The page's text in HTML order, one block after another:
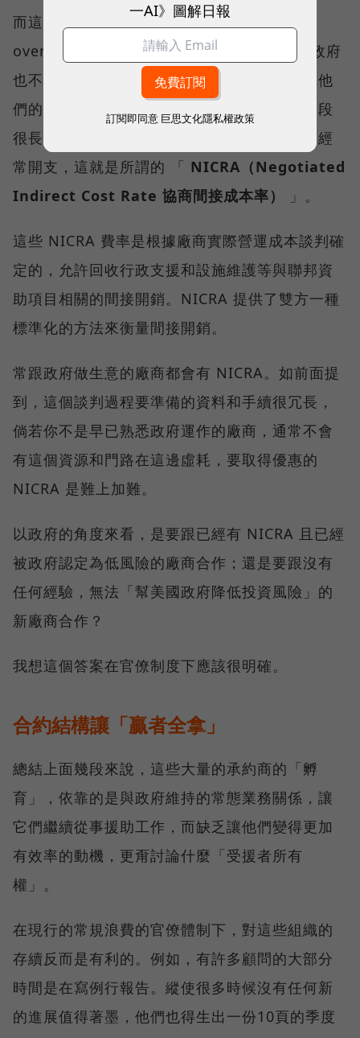
而這種「保險費」，就是反映在這些承包商的
overhead costs（經常開支）裡頭。當然，政府
也不會讓廠商予取予求，廠商不能夠隨便亂喊他
們的經常開支的金額。廠商需要跟政府進行一段
很長期的談判，來談妥政府願意承認並支付的經
常開支，這就是所謂的 「 NICRA（Negotiated
Indirect Cost Rate 協商間接成本率）
」。
這些 NICRA 費率是根據廠商實際營運成本談判確
定的，允許回收行政支援和設施維護等與聯邦資
助項目相關的間接開銷。NICRA 提供了雙方一種
標準化的方法來衡量間接開銷。
常跟政府做生意的廠商都會有 NICRA。如前面提
到，這個談判過程要準備的資料和手續很冗長，
倘若你不是早已熟悉政府運作的廠商，通常不會
有這個資源和門路在這邊虛耗，要取得優惠的
NICRA 是難上加難。
以政府的角度來看，是要跟已經有 NICRA 且已經
被政府認定為低風險的廠商合作；還是要跟沒有
任何經驗，無法「幫美國政府降低投資風險」的
新廠商合作？
我想這個答案在官僚制度下應該很明確。
合約結構讓「贏者全拿」
總結上面幾段來說，這些大量的承約商的「孵
育」，依靠的是與政府維持的常態業務關係，讓
它們繼續從事援助工作，而缺乏讓他們變得更加
有效率的動機，更甭討論什麼「受援者所有
權」。
在現行的常規浪費的官僚體制下，對這些組織的
存續反而是有利的。例如，有許多顧問的大部分
時間是在寫例行報告。縱使很多時候沒有任何新
的進展值得著墨，他們也得生出一份10頁的季度
一AI》圖解日報
訂閱即同意 巨思文化隱私權政策